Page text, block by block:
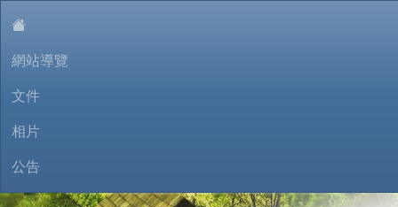
網站導覽
文件
相片
公告